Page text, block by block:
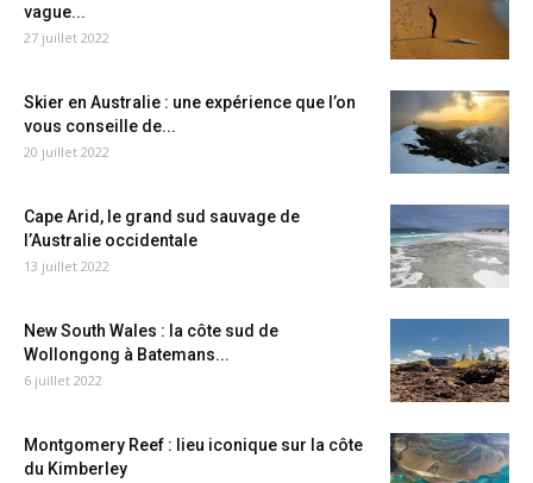
vague...
27 juillet 2022
Skier en Australie : une expérience que l’on
vous conseille de...
20 juillet 2022
Cape Arid, le grand sud sauvage de
l’Australie occidentale
13 juillet 2022
New South Wales : la côte sud de
Wollongong à Batemans...
6 juillet 2022
Montgomery Reef : lieu iconique sur la côte
du Kimberley